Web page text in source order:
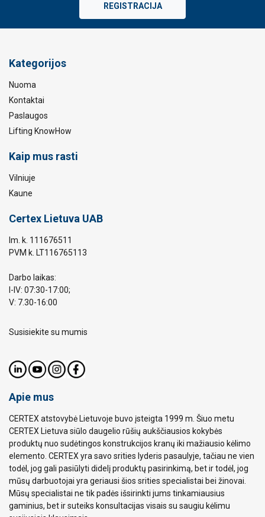
REGISTRACIJA
Kategorijos
Nuoma
Kontaktai
Paslaugos
Lifting KnowHow
Kaip mus rasti
Vilniuje
Kaune
Certex Lietuva UAB
Im. k. 111676511
PVM k. LT116765113
Darbo laikas:
I-IV: 07:30-17:00;
V: 7.30-16:00
Susisiekite su mumis
Apie mus
CERTEX atstovybė Lietuvoje buvo įsteigta 1999 m. Šiuo metu
CERTEX Lietuva siūlo daugelio rūšių aukščiausios kokybės
produktų nuo sudėtingos konstrukcijos kranų iki mažiausio kėlimo
elemento. CERTEX yra savo srities lyderis pasaulyje, tačiau ne vien
todėl, jog gali pasiūlyti didelį produktų pasirinkimą, bet ir todėl, jog
mūsų darbuotojai yra geriausi šios srities specialistai bei žinovai.
Mūsų specialistai ne tik padės išsirinkti jums tinkamiausius
gaminius, bet ir suteiks konsultacijas visais su saugiu kėlimu